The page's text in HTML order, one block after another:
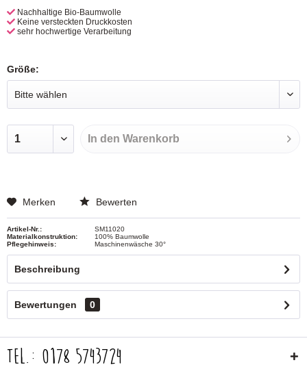
Nachhaltige Bio-Baumwolle
Keine versteckten Druckkosten
sehr hochwertige Verarbeitung
Größe:
In den Warenkorb
Merken Bewerten
Artikel-Nr.:
SM11020
Materialkonstruktion:
100% Baumwolle
Pflegehinweis:
Maschinenwäsche 30°
Beschreibung
Bewertungen 0
Tel.: 0178 5743724